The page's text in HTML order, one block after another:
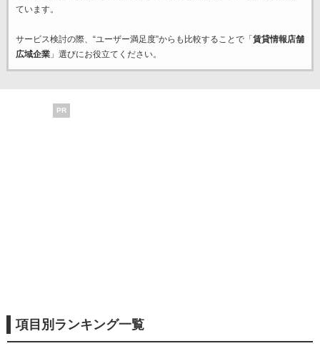
ています。
サービス検討の際、“ユーザー満足度”からも比較することで「 賃貸情報店舗
広域企業」選びにお役立てください。
PR
項目別ランキング一覧